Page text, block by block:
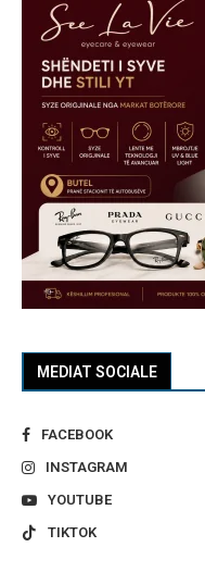
MEDIAT SOCIALE
FACEBOOK
INSTAGRAM
YOUTUBE
TIKTOK